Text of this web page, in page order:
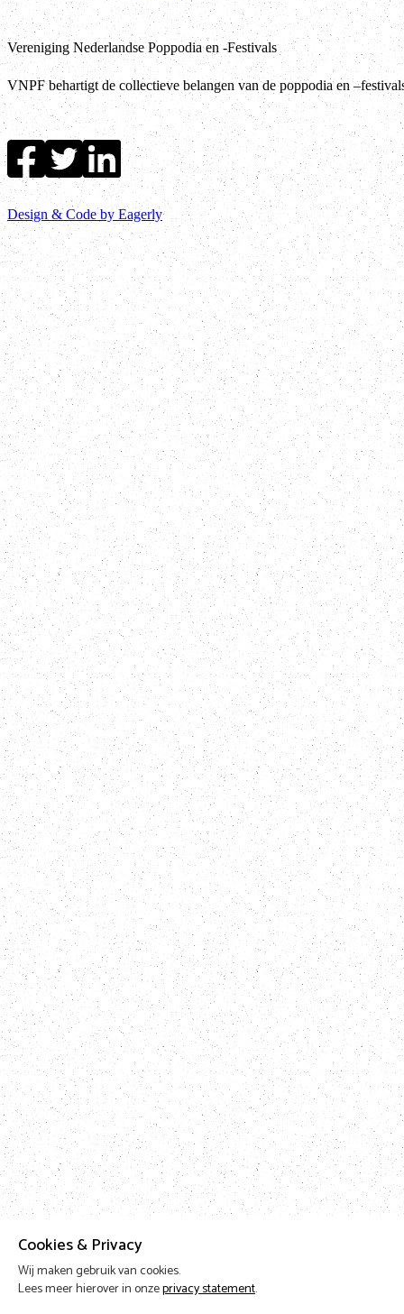
Cookies & Privacy
Wij maken gebruik van cookies.
Lees meer hierover in onzeprivacy statement.
Vereniging Nederlandse Poppodia en -Festivals
VNPF behartigt de collectieve belangen van de poppodia en
Design & Code by Eagerly